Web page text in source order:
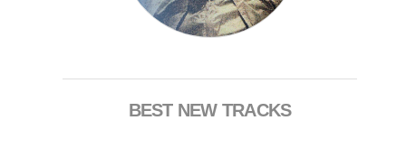
BEST NEW TRACKS